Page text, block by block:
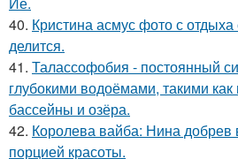
40. Кристина асмус фото с
делится.
41. Талассофобия - постоянный
глубокими водоёмами, такими
бассейны и озёра.
42. Королева вайба: Нина добрев
порцией красоты.